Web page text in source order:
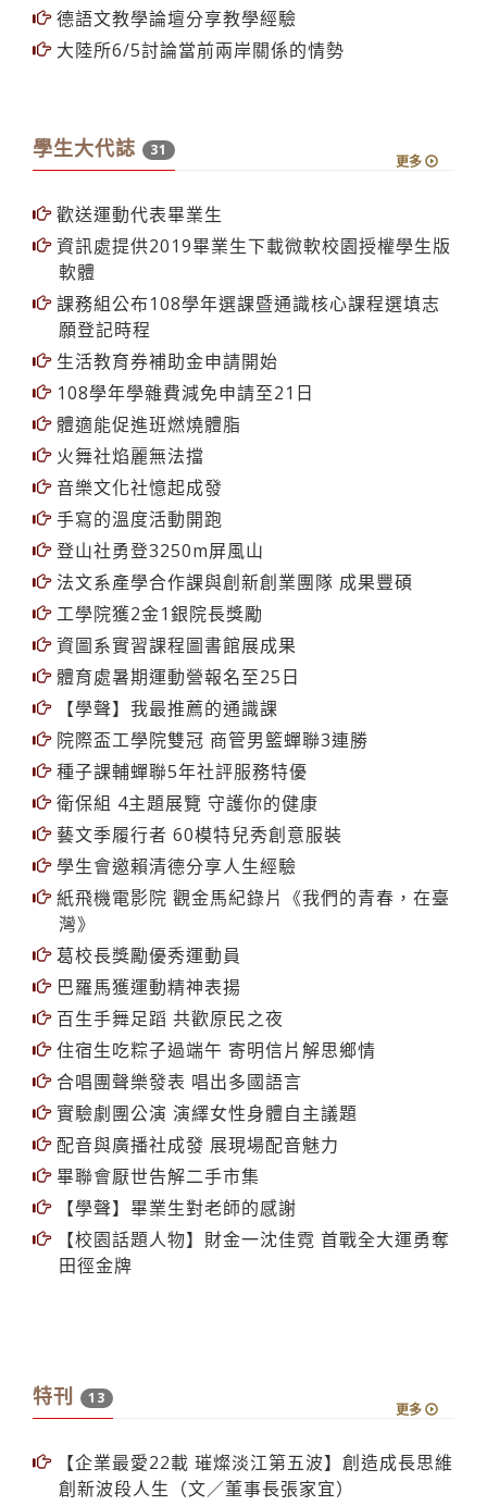
德語文教學論壇分享教學經驗
大陸所6/5討論當前兩岸關係的情勢
學生大代誌 31
更多
歡送運動代表畢業生
資訊處提供2019畢業生下載微軟校園授權學生版
軟體
課務組公布108學年選課暨通識核心課程選填志
願登記時程
生活教育券補助金申請開始
108學年學雜費減免申請至21日
體適能促進班燃燒體脂
火舞社焰麗無法擋
音樂文化社憶起成發
手寫的溫度活動開跑
登山社勇登3250m屏風山
法文系產學合作課與創新創業團隊 成果豐碩
工學院獲2金1銀院長獎勵
資圖系實習課程圖書館展成果
體育處暑期運動營報名至25日
【學聲】我最推薦的通識課
院際盃工學院雙冠 商管男籃蟬聯3連勝
種子課輔蟬聯5年社評服務特優
衛保組 4主題展覽 守護你的健康
藝文季履行者 60模特兒秀創意服裝
學生會邀賴清德分享人生經驗
紙飛機電影院 觀金馬紀錄片《我們的青春，在臺
灣》
葛校長獎勵優秀運動員
巴羅馬獲運動精神表揚
百生手舞足蹈 共歡原民之夜
住宿生吃粽子過端午 寄明信片解思鄉情
合唱團聲樂發表 唱出多國語言
實驗劇團公演 演繹女性身體自主議題
配音與廣播社成發 展現場配音魅力
畢聯會厭世告解二手市集
【學聲】畢業生對老師的感謝
【校園話題人物】財金一沈佳霓 首戰全大運勇奪
田徑金牌
特刊 13
更多
【企業最愛22載 璀燦淡江第五波】創造成長思維
創新波段人生（文／董事長張家宜）